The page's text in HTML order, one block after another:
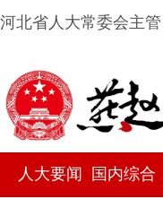
河北省人大常委会主
人大要闻 国内综合